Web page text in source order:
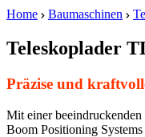
Home
Baumaschinen
Teleskoplader
Präzise und
Mit einer
Boom Positioning